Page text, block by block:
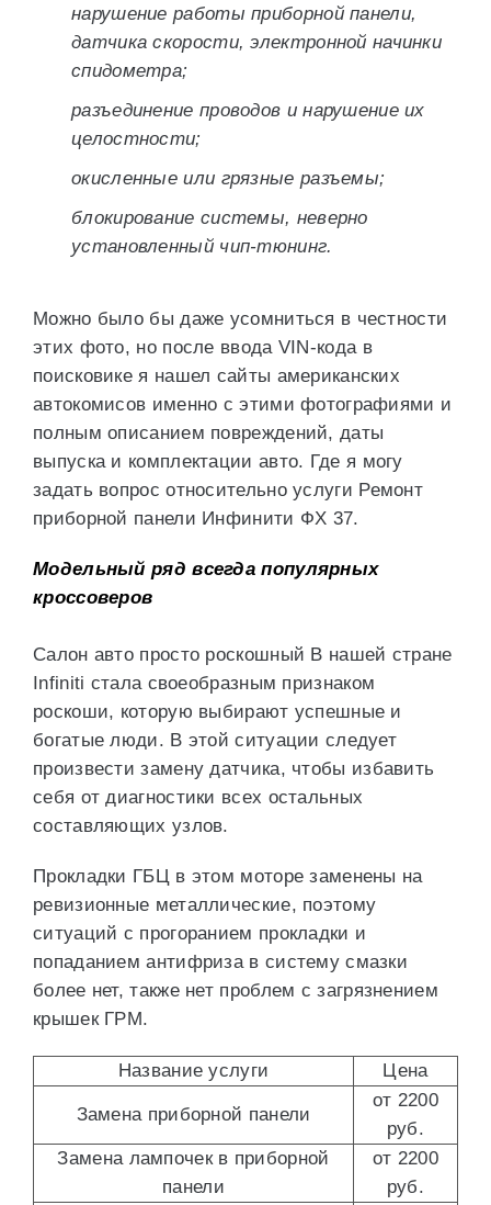
нарушение работы приборной панели,
датчика скорости, электронной начинки
спидометра;
разъединение проводов и нарушение их
целостности;
окисленные или грязные разъемы;
блокирование системы, неверно
установленный чип-тюнинг.
Можно было бы даже усомниться в честности
этих фото, но после ввода VIN-кода в
поисковике я нашел сайты американских
автокомисов именно с этими фотографиями и
полным описанием повреждений, даты
выпуска и комплектации авто. Где я могу
задать вопрос относительно услуги Ремонт
приборной панели Инфинити ФХ 37.
Модельный ряд всегда популярных
кроссоверов
Салон авто просто роскошный В нашей стране
Infiniti стала своеобразным признаком
роскоши, которую выбирают успешные и
богатые люди. В этой ситуации следует
произвести замену датчика, чтобы избавить
себя от диагностики всех остальных
составляющих узлов.
Прокладки ГБЦ в этом моторе заменены на
ревизионные металлические, поэтому
ситуаций с прогоранием прокладки и
попаданием антифриза в систему смазки
более нет, также нет проблем с загрязнением
крышек ГРМ.
Название услуги Цена
Замена приборной панели
от 2200
руб.
Замена лампочек в приборной
панели
от 2200
руб.